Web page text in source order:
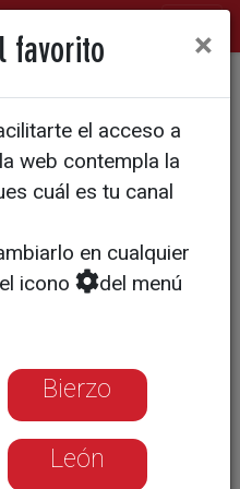
de trabajo en
favorito ×
el acceso a
web contempla la
cuál es tu canal
en cualquier
icono
del menú
Bierzo
León